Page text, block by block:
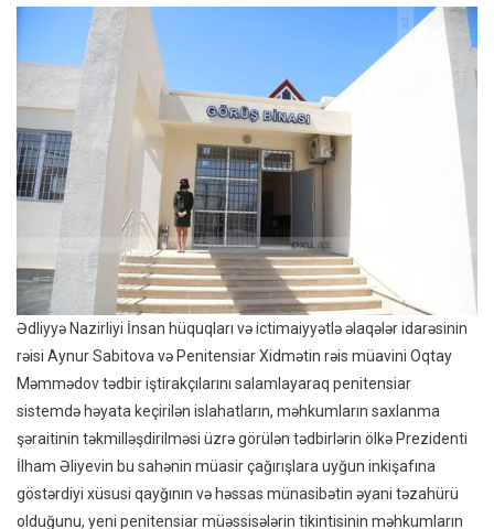
Ədliyyə Nazirliyi İnsan hüquqları və ictimaiyyətlə əlaqələr idarəsinin
rəisi Aynur Sabitova və Penitensiar Xidmətin rəis müavini Oqtay
Məmmədov tədbir iştirakçılarını salamlayaraq penitensiar
sistemdə həyata keçirilən islahatların, məhkumların saxlanma
şəraitinin təkmilləşdirilməsi üzrə görülən tədbirlərin ölkə Prezidenti
İlham Əliyevin bu sahənin müasir çağırışlara uyğun inkişafına
göstərdiyi xüsusi qayğının və həssas münasibətin əyani təzahürü
olduğunu, yeni penitensiar müəssisələrin tikintisinin məhkumların